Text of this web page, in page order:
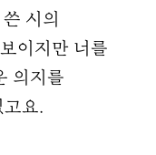
시의
이지만 너를
의지를
요.